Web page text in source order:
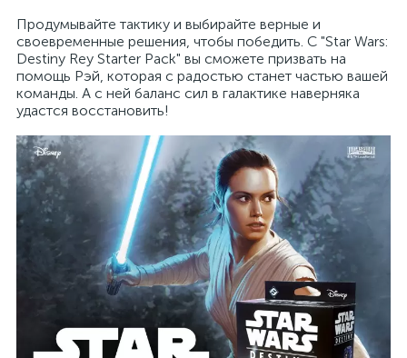
Продумывайте тактику и выбирайте верные и
своевременные решения, чтобы победить. С "Star Wars:
Destiny Rey Starter Pack" вы сможете призвать на
помощь Рэй, которая с радостью станет частью вашей
команды. А с ней баланс сил в галактике наверняка
удастся восстановить!